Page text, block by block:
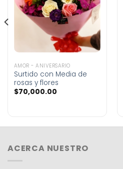
AMOR - ANIVERSARIO
Surtido con Media de
rosas y flores
$70,000.00
ACERCA NUESTRO